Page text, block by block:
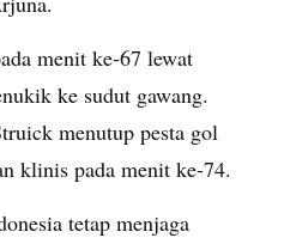
menit ke-67 lewat
ke sudut gawang.
menutup pesta gol
klinis pada menit ke-74.
tetap menjaga